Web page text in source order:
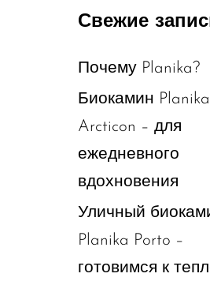
Свежие
Почему Planika?
Биокамин Planika
Arcticon – для
ежедневного
вдохновения
Уличный
Planika Porto –
готовимся к